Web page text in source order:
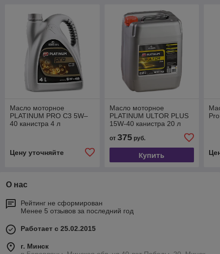
Масло моторное
PLATINUM PRO C3 5W–
40 канистра 4 л
Цену уточняйте
Масло моторное
PLATINUM ULTOR PLUS
15W-40 канистра 20 л
от 375руб.
Купить
О нас
Рейтинг не сформирован
Менее 5 отзывов за последний год
Работает с 25.02.2015
г. Минск